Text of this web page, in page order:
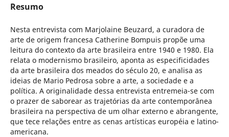
Resumo
Nesta entrevista com Marjolaine Beuzard, a curadora de
arte de origem francesa Catherine Bompuis propõe uma
leitura do contexto da arte brasileira entre 1940 e 1980. Ela
relata o modernismo brasileiro, aponta as especificidades
da arte brasileira dos meados do século 20, e analisa as
ideias de Mario Pedrosa sobre a arte, a sociedade e a
política. A originalidade dessa entrevista entremeia-se com
o prazer de saborear as trajetórias da arte contemporânea
brasileira na perspectiva de um olhar externo e abrangente,
que tece relações entre as cenas artísticas européia e latino-
americana.